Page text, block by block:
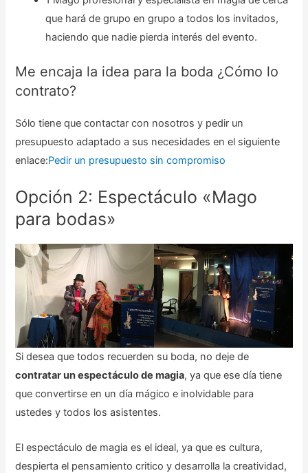
que hará de grupo en grupo a todos los invitados,
haciendo que nadie pierda interés del evento.
Me encaja la idea para la boda ¿Cómo lo
contrato?
Sólo tiene que contactar con nosotros y pedir un
presupuesto adaptado a sus necesidades en el siguiente
enlace:Pedir un presupuesto sin compromiso
Opción 2: Espectáculo «Mago
para bodas»
Si desea que todos recuerden su boda, no deje de
contratar un espectáculo de magia, ya que ese día tiene
que convertirse en un día mágico e inolvidable para
ustedes y todos los asistentes.
El espectáculo de magia es el ideal, ya que es cultura,
despierta el pensamiento critico y desarrolla la creatividad,